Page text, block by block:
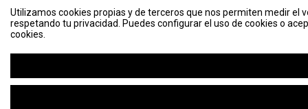
Utilizamos cookies propias y de terceros que nos permiten medir el
respetando tu privacidad. Puedes configurar el uso de cookies o
cookies.